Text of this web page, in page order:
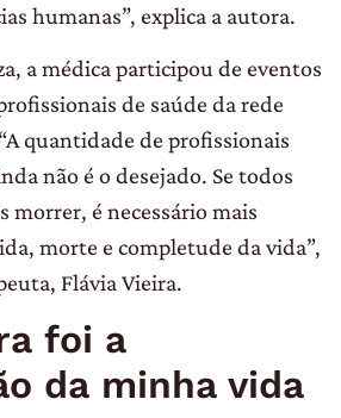
humanas”, explica a autora.
a médica participou de eventos
de saúde da rede
quantidade de profissionais
não é o desejado. Se todos
morrer, é necessário mais
morte e completude da vida”,
Flávia Vieira.
foi a
da minha vida